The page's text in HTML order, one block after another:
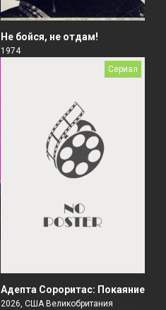
Не бойся, не отдам!
1974
Сериал
Адепта Сороритас: Покаяние
2026, США Великобритания